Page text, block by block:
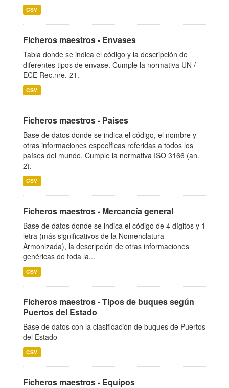
CSV
Ficheros maestros - Envases
Tabla donde se indica el código y la descripción de
diferentes tipos de envase. Cumple la normativa UN /
ECE Rec.nre. 21.
CSV
Ficheros maestros - Países
Base de datos donde se indica el código, el nombre y
otras informaciones específicas referidas a todos los
países del mundo. Cumple la normativa ISO 3166 (an.
2).
CSV
Ficheros maestros - Mercancía general
Base de datos donde se indica el código de 4 dígitos y 1
letra (más significativos de la Nomenclatura
Armonizada), la descripción de otras informaciones
genéricas de toda la...
CSV
Ficheros maestros - Tipos de buques según
Puertos del Estado
Base de datos con la clasificación de buques de Puertos
del Estado
CSV
Ficheros maestros - Equipos